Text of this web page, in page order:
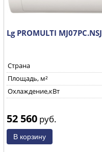
Lg PROMULTI MJ07PC.NSJ
Страна
Площадь, м²
Охлаждение,кВт
52 560 руб.